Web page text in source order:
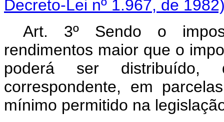
Decreto-Lei nº 1.967, de
Art. 3º Sendo o
rendimentos maior que o
poderá ser distribuído,
correspondente, em
mínimo permitido na